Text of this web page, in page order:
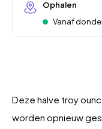
Ophalen
Vanaf
Deze halve troy
worden opnieuw